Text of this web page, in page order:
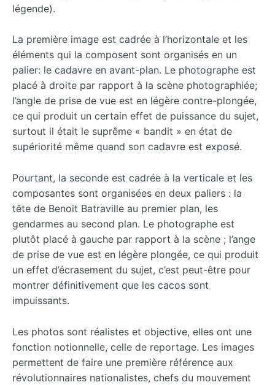
légende).
La première image est cadrée à l’horizontale et les
éléments qui la composent sont organisés en un
palier: le cadavre en avant-plan. Le photographe est
placé à droite par rapport à la scène photographiée;
l’angle de prise de vue est en légère contre-plongée,
ce qui produit un certain effet de puissance du sujet,
surtout il était le suprême « bandit » en état de
supériorité même quand son cadavre est exposé.
Pourtant, la seconde est cadrée à la verticale et les
composantes sont organisées en deux paliers : la
tête de Benoit Batraville au premier plan, les
gendarmes au second plan. Le photographe est
plutôt placé à gauche par rapport à la scène ; l’ange
de prise de vue est en légère plongée, ce qui produit
un effet d’écrasement du sujet, c’est peut-être pour
montrer définitivement que les cacos sont
impuissants.
Les photos sont réalistes et objective, elles ont une
fonction notionnelle, celle de reportage. Les images
permettent de faire une première référence aux
révolutionnaires nationalistes, chefs du mouvement